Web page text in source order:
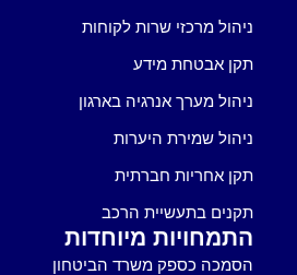
ניהול מרכזי שרות לקוחות
תקן אבטחת מידע
ניהול מערך אנרגיה בארגון
ניהול שמירת היערות
תקן אחריות חברתית
תקנים בתעשיית הרכב
התמחויות מיוחדות
הסמכה כספק משרד הביטחון